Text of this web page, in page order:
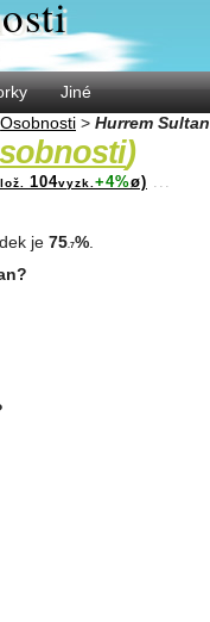
Jiné
Osobnosti > Hurrem Sultan
)
104vyzk. +4%ø) ...
je 75 .7%